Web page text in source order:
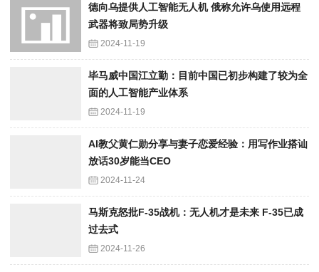
德向乌提供人工智能无人机 俄称允许乌使用远程
武器将致局势升级
2024-11-19
毕马威中国江立勤：目前中国已初步构建了较为全
面的人工智能产业体系
2024-11-19
AI教父黄仁勋分享与妻子恋爱经验：用写作业搭讪
放话30岁能当CEO
2024-11-24
马斯克怒批F-35战机：无人机才是未来 F-35已成
过去式
2024-11-26